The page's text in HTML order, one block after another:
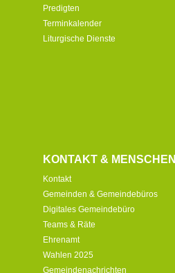
Predigten
Terminkalender
Liturgische Dienste
KONTAKT & MENSCHEN
Kontakt
Gemeinden & Gemeindebüros
Digitales Gemeindebüro
Teams & Räte
Ehrenamt
Wahlen 2025
Gemeindenachrichten